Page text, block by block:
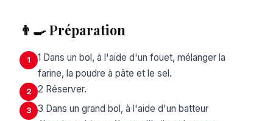
👨‍🍳 Préparation
1
1 Dans un bol, à l'aide d'un fouet, mélanger la
farine, la poudre à pâte et le sel.
2 2 Réserver.
3
3 Dans un grand bol, à l'aide d'un batteur